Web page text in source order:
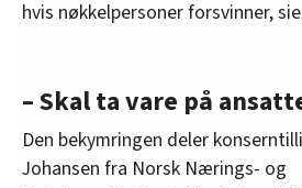
hvis nøkkelpersoner forsvinner,
– Skal ta vare på
Den bekymringen deler
Johansen fra Norsk Nærings- og